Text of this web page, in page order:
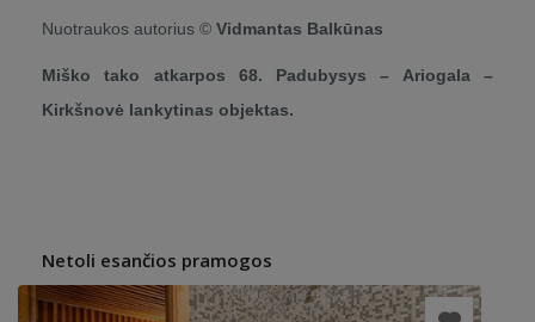
Nuotraukos autorius © Vidmantas Balkūnas
Miško tako atkarpos 68. Padubysys – Ariogala –
Kirkšnovė lankytinas objektas.
Netoli esančios pramogos